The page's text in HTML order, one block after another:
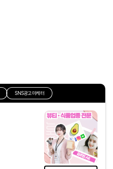
SNS광고마케터